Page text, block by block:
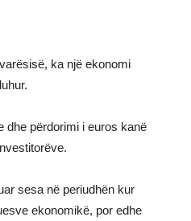
ka një ekonomi
dhe përdorimi i euros kanë
sesa në periudhën kur
ekonomikë, por edhe